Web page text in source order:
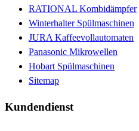
RATIONAL Kombidämpfer
Winterhalter Spülmaschinen
JURA Kaffeevollautomaten
Panasonic Mikrowellen
Hobart Spülmaschinen
Sitemap
Kundendienst